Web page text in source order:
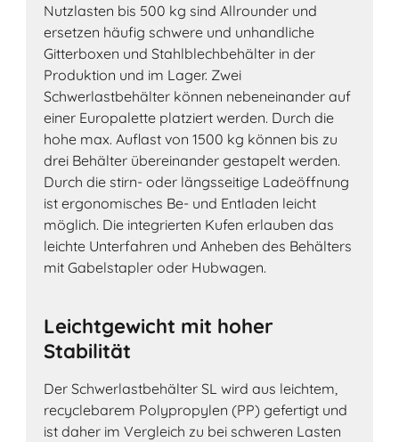
Nutzlasten bis 500 kg sind Allrounder und
ersetzen häufig schwere und unhandliche
Gitterboxen und Stahlblechbehälter in der
Produktion und im Lager. Zwei
Schwerlastbehälter können nebeneinander auf
einer Europalette platziert werden. Durch die
hohe max. Auflast von 1500 kg können bis zu
drei Behälter übereinander gestapelt werden.
Durch die stirn- oder längsseitige Ladeöffnung
ist ergonomisches Be- und Entladen leicht
möglich. Die integrierten Kufen erlauben das
leichte Unterfahren und Anheben des Behälters
mit Gabelstapler oder Hubwagen.
Leichtgewicht mit hoher
Stabilität
Der Schwerlastbehälter SL wird aus leichtem,
recyclebarem Polypropylen (PP) gefertigt und
ist daher im Vergleich zu bei schweren Lasten